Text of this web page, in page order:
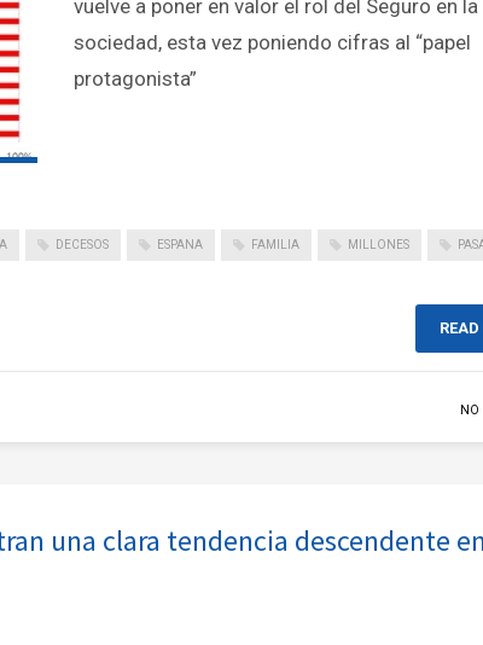
vuelve a poner en valor el rol del Seguro en la
sociedad, esta vez poniendo cifras al “papel
protagonista”
DECESOS ESPANA FAMILIA MILLONES
NO
una clara tendencia descendente